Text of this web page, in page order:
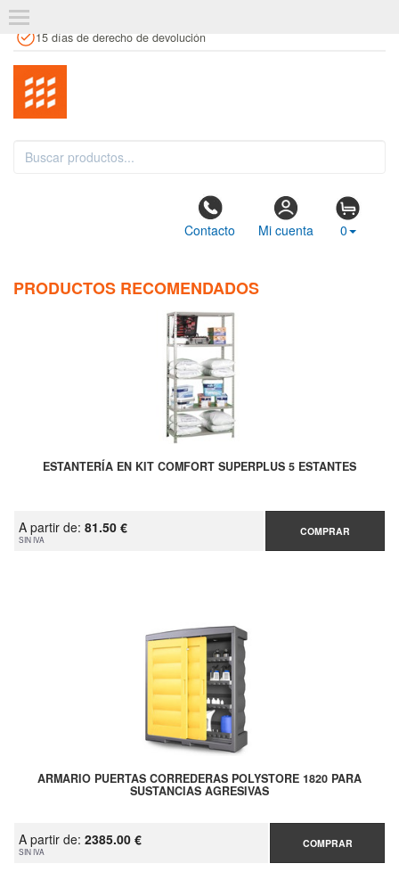
15 días de derecho de devolución
Contacto Mi cuenta 0
PRODUCTOS RECOMENDADOS
ESTANTERÍA EN KIT COMFORT SUPERPLUS 5 ESTANTES
A partir de: 81.50 €
SIN IVA
COMPRAR
ARMARIO PUERTAS CORREDERAS POLYSTORE 1820 PARA
SUSTANCIAS AGRESIVAS
A partir de: 2385.00 €
SIN IVA
COMPRAR